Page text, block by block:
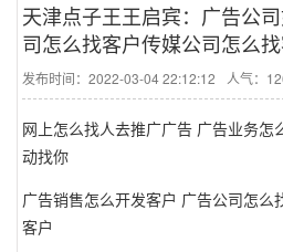
天津点子王王启宾：广告公
司怎么找客户传媒公司怎么
发布时间：2022-03-04 22:12:12 人气：
网上怎么找人去推广广告 广告业务怎
动找你
广告销售怎么开发客户 广告公司怎么
客户